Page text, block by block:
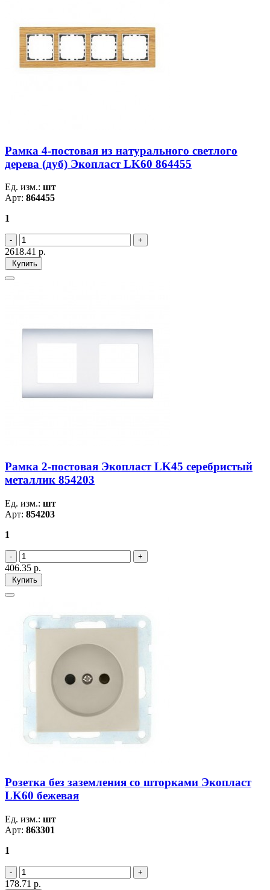
Рамка 4-постовая из натурального светлого
дерева (дуб) Экопласт LK60 864455
Ед. изм.: шт
Арт: 864455
1
2618.41 р.
Купить
Рамка 2-постовая Экопласт LK45 серебристый
металлик 854203
Ед. изм.: шт
Арт: 854203
1
406.35 р.
Купить
Розетка без заземления со шторками Экопласт
LK60 бежевая
Ед. изм.: шт
Арт: 863301
1
178.71 р.